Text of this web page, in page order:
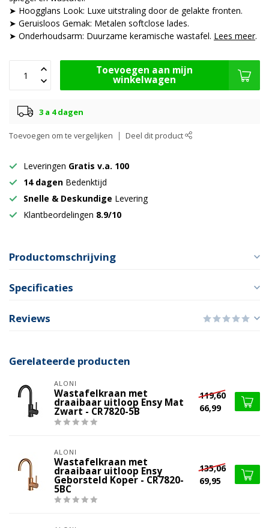
➤ Hoogglans Look: Luxe uitstraling door de gelakte fronten.
➤ Geruisloos Gemak: Metalen softclose lades.
➤ Onderhoudsarm: Duurzame keramische wastafel. Lees meer.
Toevoegen aan mijn
winkelwagen
3 a 4 dagen
Toevoegen om te vergelijken Deel dit product
Leveringen Gratis v.a. 100
14 dagen Bedenktijd
Snelle & Deskundige Levering
Klantbeordelingen 8.9/10
Productomschrijving
Specificaties
Reviews
Gerelateerde producten
ALONI
Wastafelkraan met
draaibaar uitloop Ensy Mat
Zwart - CR7820-5B
119,60
66,99
ALONI
Wastafelkraan met
draaibaar uitloop Ensy
Geborsteld Koper - CR7820-
5BC
135,06
69,95